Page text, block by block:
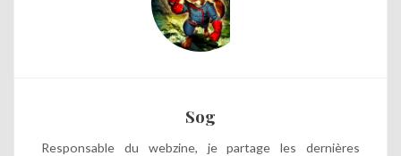
Sog
Responsable du webzine, je partage les dernières